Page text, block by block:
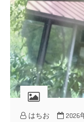
はちお 2026